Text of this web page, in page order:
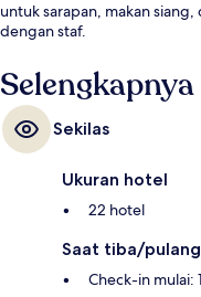
untuk sarapan, makan
dengan staf.
Sekilas
Ukuran hotel
22 hotel
Saat tiba/pulang
Check-in mulai: